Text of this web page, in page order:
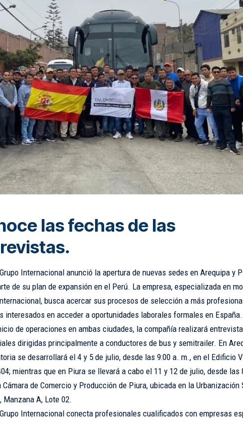
las fechas de las
Internacional anunció la apertura de nuevas sedes en Arequipa y
de su plan de expansión en el Perú. La empresa, especializada en
busca acercar sus procesos de selección a más
interesados en acceder a oportunidades laborales formales en España.
de operaciones en ambas ciudades, la compañía realizará
dirigidas principalmente a conductores de bus y semitrailer. En
se desarrollará el 4 y 5 de julio, desde las 9:00 a. m., en el Edificio
mientras que en Piura se llevará a cabo el 11 y 12 de julio, desde las
Cámara de Comercio y Producción de Piura, ubicada en la Urbanización
Manzana A, Lote 02.
Internacional conecta profesionales cualificados con empresas